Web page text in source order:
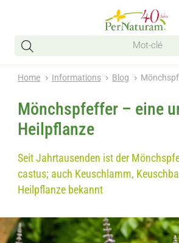
Home Informations Blog
Mönchspfeffer – eine
Heilpflanze
Seit Jahrtausenden ist der
castus; auch Keuschlamm,
Heilpflanze bekannt